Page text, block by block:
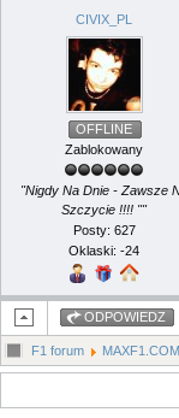
CIVIX_PL
OFFLINE
Zablokowany
"Nigdy Na Dnie - Zawsze
Szczycie !!!! ""
Posty: 627
Oklaski: -24
ODPOWIEDZ
F1 forum